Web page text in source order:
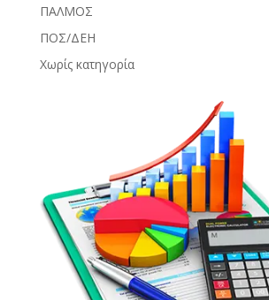
ΠΑΛΜΟΣ
ΠΟΣ/ΔΕΗ
Χωρίς κατηγορία